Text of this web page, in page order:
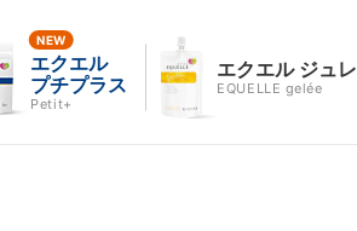
エクエル
プチプラス
Petit+
エクエル ジュレ
EQUELLE gelée